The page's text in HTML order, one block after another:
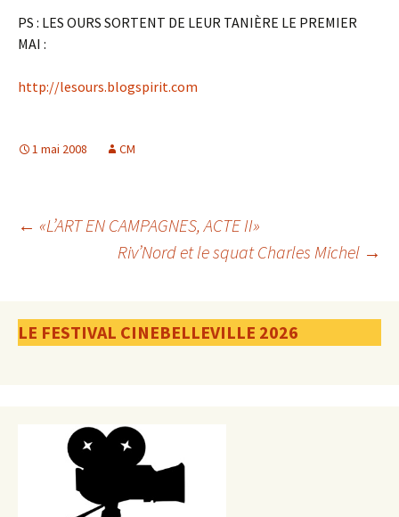
PS : LES OURS SORTENT DE LEUR TANIÈRE LE PREMIER
MAI :
http://lesours.blogspirit.com
1 mai 2008 CM
Navigation
articles
← «L’ART EN CAMPAGNES, ACTE II»
Riv’Nord et le squat Charles Michel →
LE FESTIVAL CINEBELLEVILLE 2026